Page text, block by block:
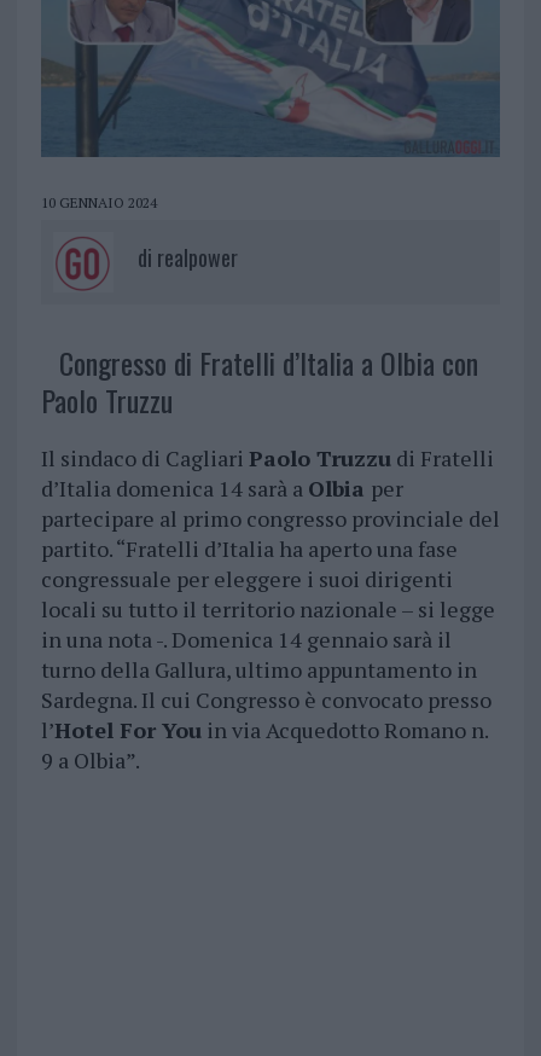
10 GENNAIO 2024
di realpower
Congresso di Fratelli d’Italia a Olbia con
Paolo Truzzu
Il sindaco di Cagliari Paolo Truzzudi Fratelli
d’Italia domenica 14 sarà a Olbia per
partecipare al primo congresso provinciale del
partito. “Fratelli d’Italia ha aperto una fase
congressuale per eleggere i suoi dirigenti
locali su tutto il territorio nazionale – si legge
in una nota -. Domenica 14 gennaio sarà il
turno della Gallura, ultimo appuntamento in
Sardegna. Il cui Congresso è convocato presso
l’Hotel For Youin via Acquedotto Romano n.
9 a Olbia”.